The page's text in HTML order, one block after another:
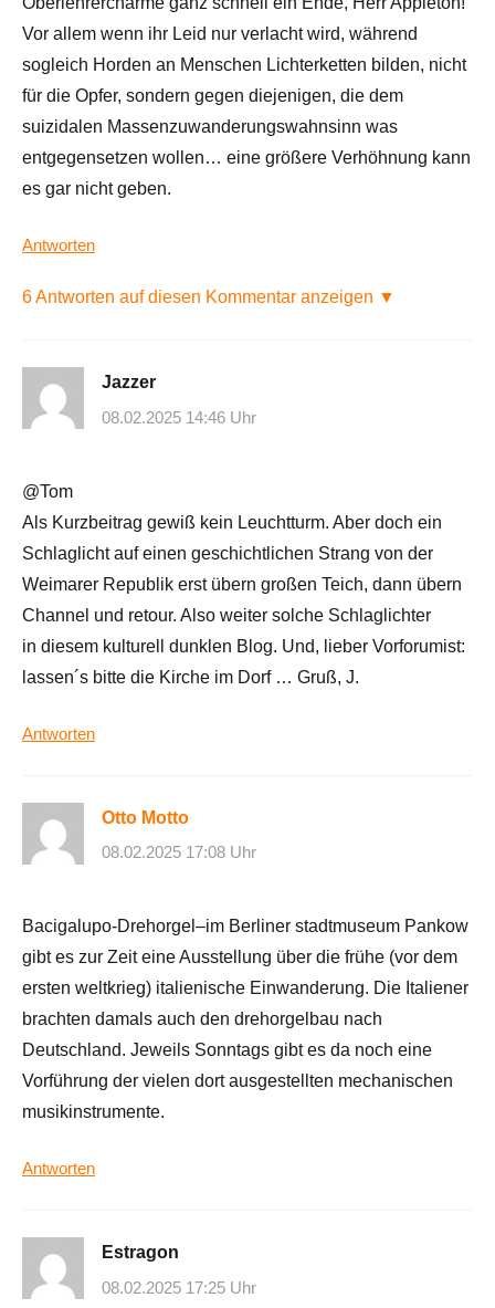
Vor allem wenn ihr Leid nur verlacht wird, während
sogleich Horden an Menschen Lichterketten bilden, nicht
für die Opfer, sondern gegen diejenigen, die dem
suizidalen Massenzuwanderungswahnsinn was
entgegensetzen wollen… eine größere Verhöhnung kann
es gar nicht geben.
Antworten
6 Antworten auf diesen Kommentar anzeigen ▼
Jazzer
08.02.2025 14:46 Uhr
@Tom
Als Kurzbeitrag gewiß kein Leuchtturm. Aber doch ein
Schlaglicht auf einen geschichtlichen Strang von der
Weimarer Republik erst übern großen Teich, dann übern
Channel und retour. Also weiter solche Schlaglichter
in diesem kulturell dunklen Blog. Und, lieber Vorforumist:
lassen´s bitte die Kirche im Dorf … Gruß, J.
Antworten
Otto Motto
08.02.2025 17:08 Uhr
Bacigalupo-Drehorgel–im Berliner stadtmuseum Pankow
gibt es zur Zeit eine Ausstellung über die frühe (vor dem
ersten weltkrieg) italienische Einwanderung. Die Italiener
brachten damals auch den drehorgelbau nach
Deutschland. Jeweils Sonntags gibt es da noch eine
Vorführung der vielen dort ausgestellten mechanischen
musikinstrumente.
Antworten
Estragon
08.02.2025 17:25 Uhr